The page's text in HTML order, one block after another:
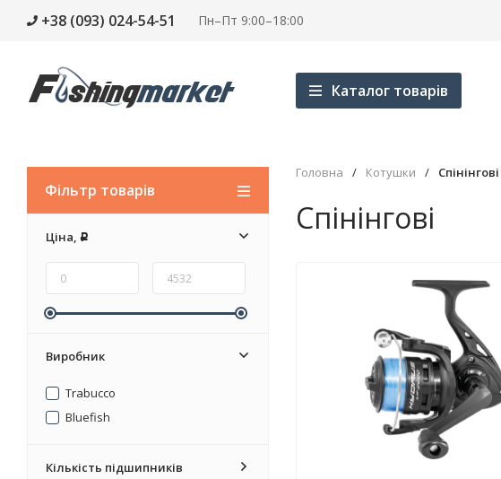
+38 (093) 024-54-51 Пн–Пт 9:00–18:00
Каталог товарів
Фільтр товарів
Ціна, Р
Виробник
Trabucco
Bluefish
Кількість підшипників
Головна / Котушки / Спінінгові
Спінінгові